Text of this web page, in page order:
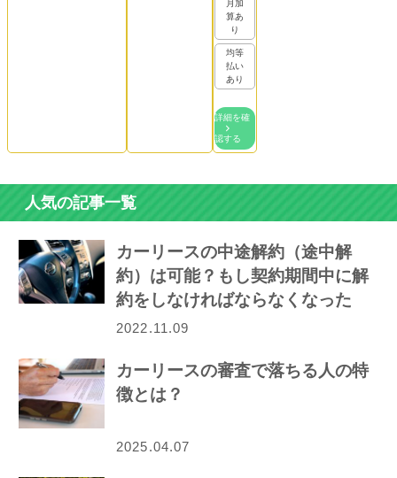
月加
算あ
り
均等
払い
あり
詳細を確
認する
人気の記事一覧
カーリースの中途解約（途中解
約）は可能？もし契約期間中に解
約をしなければならなくなった
ら…
2022.11.09
カーリースの審査で落ちる人の特
徴とは？
2025.04.07